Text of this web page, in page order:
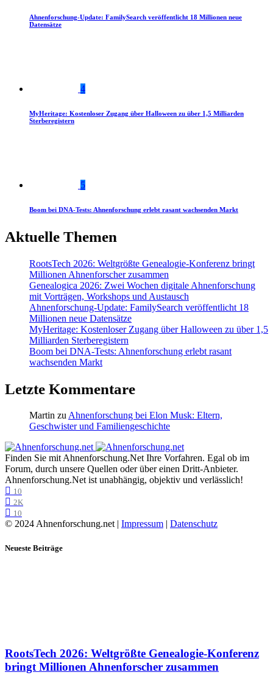
Ahnenforschung-Update: FamilySearch veröffentlicht 18 Millionen neue
Datensätze
4
MyHeritage: Kostenloser Zugang über Halloween zu über 1,5 Milliarden
Sterberegistern
5
Boom bei DNA-Tests: Ahnenforschung erlebt rasant wachsenden Markt
Aktuelle Themen
RootsTech 2026: Weltgrößte Genealogie-Konferenz bringt
Millionen Ahnenforscher zusammen
Genealogica 2026: Zwei Wochen digitale Ahnenforschung
mit Vorträgen, Workshops und Austausch
Ahnenforschung-Update: FamilySearch veröffentlicht 18
Millionen neue Datensätze
MyHeritage: Kostenloser Zugang über Halloween zu über 1,5
Milliarden Sterberegistern
Boom bei DNA-Tests: Ahnenforschung erlebt rasant
wachsenden Markt
Letzte Kommentare
Martin zu Ahnenforschung bei Elon Musk: Eltern,
Geschwister und Familiengeschichte
Finden Sie mit Ahnenforschung.Net Ihre Vorfahren. Egal ob im
Forum, durch unsere Quellen oder über einen Dritt-Anbieter.
Ahnenforschung.Net ist unabhängig, objektiv und verlässlich!
10
2K
10
© 2024 Ahnenforschung.net | Impressum | Datenschutz
Neueste Beiträge
RootsTech 2026: Weltgrößte Genealogie-Konferenz
bringt Millionen Ahnenforscher zusammen